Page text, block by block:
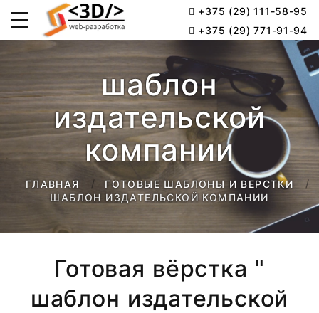
+375 (29) 111-58-95
+375 (29) 771-91-94
шаблон
издательской
компании
ГЛАВНАЯ
ГОТОВЫЕ ШАБЛОНЫ И ВЕРСТКИ
ШАБЛОН ИЗДАТЕЛЬСКОЙ КОМПАНИИ
Готовая вёрстка "
шаблон издательской